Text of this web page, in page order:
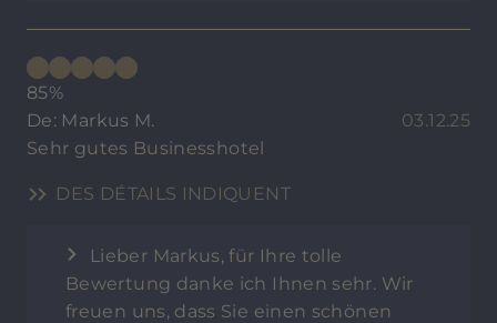
85%
De: Markus M.
03.12.25
Sehr gutes Businesshotel
DES DÉTAILS INDIQUENT
Lieber Markus, für Ihre tolle
Bewertung danke ich Ihnen sehr. Wir
freuen uns, dass Sie einen schönen